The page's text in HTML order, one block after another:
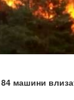
машини